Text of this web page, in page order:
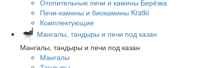
Отопительные печи и камины Берёзка
Печи-камины и биокамины Kratki
Комплектующие
Мангалы, тандыры и печи под казан
Мангалы, тандыры и печи под казан
Мангалы